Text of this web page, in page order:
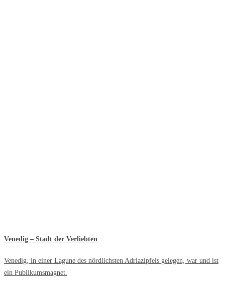
Venedig – Stadt der Verliebten
Venedig, in einer Lagune des nördlichsten Adriazipfels gelegen, war und ist
ein Publikumsmagnet.